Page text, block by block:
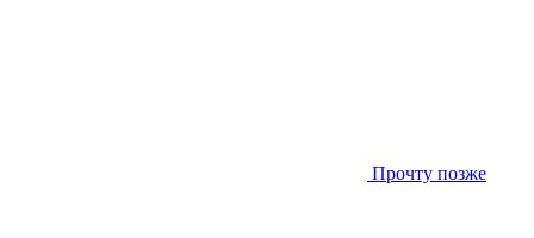
Прочту позже